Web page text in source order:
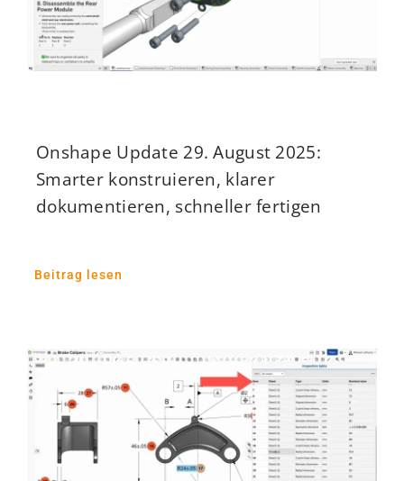
Onshape Update 29. August 2025:
Smarter konstruieren, klarer
dokumentieren, schneller fertigen
Beitrag lesen